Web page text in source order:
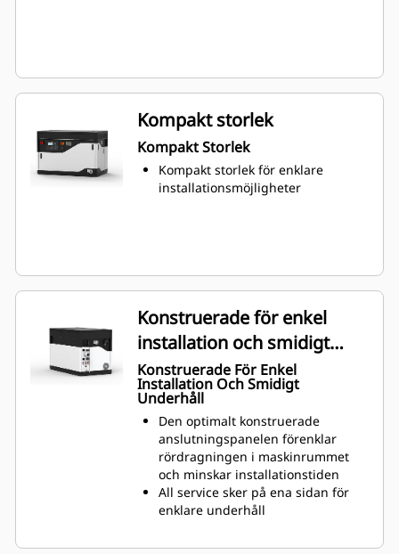
Kompakt storlek
Kompakt Storlek
Kompakt storlek för enklare
installationsmöjligheter
Konstruerade för enkel
installation och smidigt
underhåll
Konstruerade För Enkel
Installation Och Smidigt
Underhåll
Den optimalt konstruerade
anslutningspanelen förenklar
rördragningen i maskinrummet
och minskar installationstiden
All service sker på ena sidan för
enklare underhåll